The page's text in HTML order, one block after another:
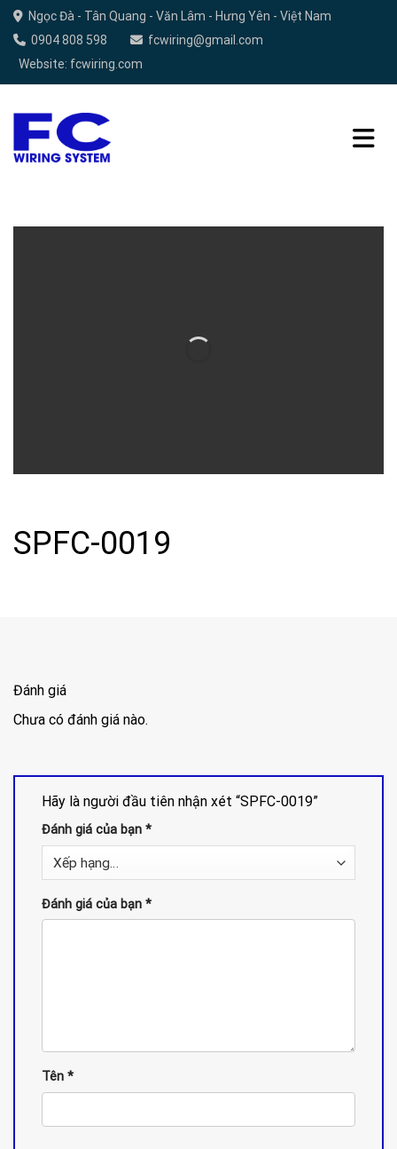
Chuyển
đến
Ngọc Đà - Tân Quang - Văn Lâm - Hưng Yên - Việt Nam
0904 808 598
fcwiring@gmail.com
Website: fcwiring.com
SPFC-0019
Đánh giá
Chưa có đánh giá nào.
Hãy là người đầu tiên nhận xét “SPFC-0019”
Đánh giá của bạn *
Đánh giá của bạn *
Tên *